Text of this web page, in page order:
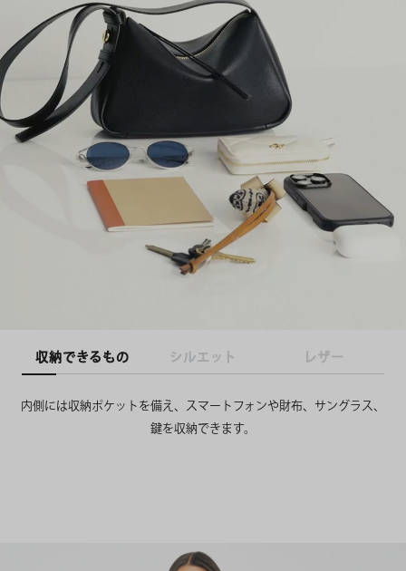
収納できるもの シルエット レザー
内側には収納ポケットを備え、スマートフォンや財布、サングラス、
鍵を収納できます。